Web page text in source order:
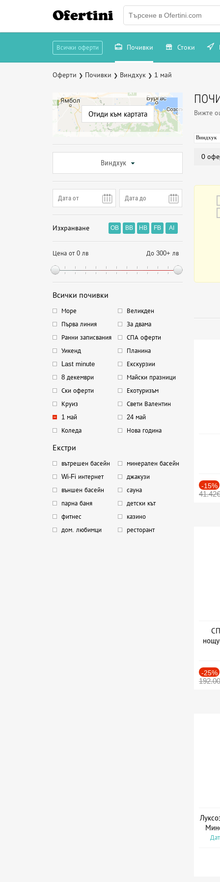
Ofertini
Всички оферти Почивки Стоки
Оферти ❯ Почивки ❯ Виндхук ❯ 1 май
Отиди към картата
Виндхук
Изхранване OB BB HB FB AI
Цена от 0 лв До 300+ лв
Всички почивки
Море
Великден
Първа линия
За двама
Ранни записвания
СПА оферти
Уикенд
Планина
Last minute
Екскурзии
8 декември
Майски празници
Ски оферти
Екотуризъм
Круиз
Свети Валентин
1 май
24 май
Коледа
Нова година
Екстри
вътрешен басейн
минерален басейн
Wi-Fi интернет
джакузи
външен басейн
сауна
парна баня
детски кът
фитнес
казино
дом. любимци
ресторант
Вижте
Виндхук
0
-15%
41.42€
-25%